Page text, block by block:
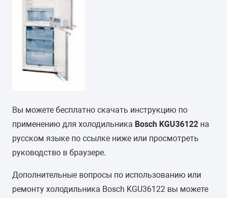
Вы можете бесплатно скачать инструкцию по
применению для холодильника Bosch KGU36122 на
русском языке по ссылке ниже или просмотреть
руководство в браузере.
Дополнительные вопросы по использованию или
ремонту холодильника Bosch KGU36122 вы можете